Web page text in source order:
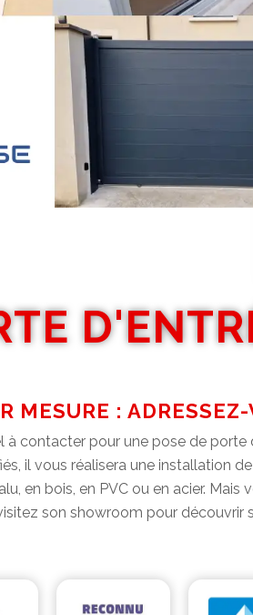
MESURE :
à contacter pour une pose de
il vous réalisera une installation
en bois, en PVC ou en acier.
son showroom pour découvrir